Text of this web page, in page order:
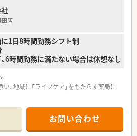
認定薬局数と盤石化を図る組織体制
薬局です。
院等との密な連携を行いつつ、より高度な薬
ます。
どの情報が常に発信されており、患者様や医
きやすい体制があるのも、
境と福利厚生制度
と業界トップクラスのさくら薬局では産休・
店
1日8時間勤務シフト制
6時間勤務に満たない場合は休憩なし
、地域に「ライフケア」をもたらす薬局に
り添い、質の高い医療サービスを届ける薬剤
。
お問い合わせ